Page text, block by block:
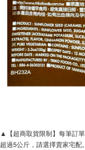
▲【超商取貨限制】每筆訂
超過5公斤，請選擇賣家宅配